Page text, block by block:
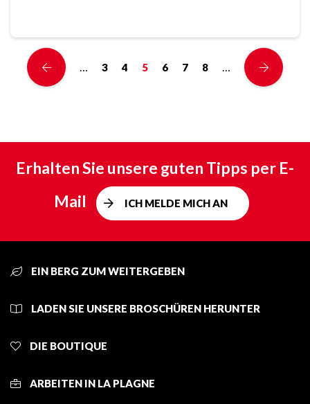
… 3 4 5 6 7 8 …
Erhalten Sie unsere guten Tipps per E-
Mail
ICH MELDE MICH AN
EIN BERG ZUM WEITERGEBEN
LADEN SIE UNSERE BROSCHÜREN HERUNTER
DIE BOUTIQUE
ARBEITEN IN LA PLAGNE